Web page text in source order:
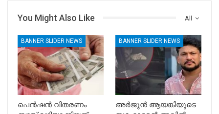
All
You Might Also Like
BANNER SLIDER NEWS
പെൻഷൻ വിതരണം
BANNER SLIDER NEWS
അർജുൻ ആയങ്കിയുടെ